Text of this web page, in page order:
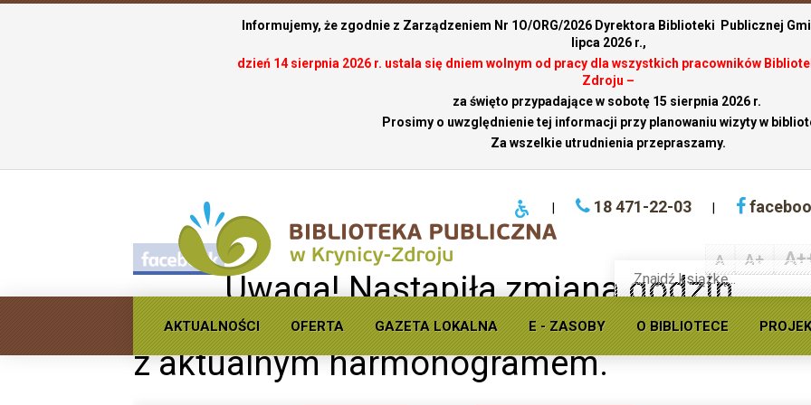
Informujemy, że zgodnie z Zarządzeniem Nr 1O/ORG/2026 Dyrektora Biblioteki Publicznej
lipca 2026 r.,
dzień 14 sierpnia 2026 r. ustala się dniem wolnym od pracy dla wszystkich pracowników
Zdroju –
za święto przypadające w sobotę 15 sierpnia 2026 r.
Prosimy o uwzględnienie tej informacji przy planowaniu wizyty w
Za wszelkie utrudnienia przepraszamy.
18 471-22-03
książkę
w
ofercie
biblioteki
AKTUALNOŚCI OFERTA GAZETA LOKALNA E - ZASOBY O BIBLIOTECE
A A+
Uwaga! Nastąpiła zmiana godzin
otwarcia bibliotek. Prosimy o zapoznanie
z aktualnym harmonogramem.